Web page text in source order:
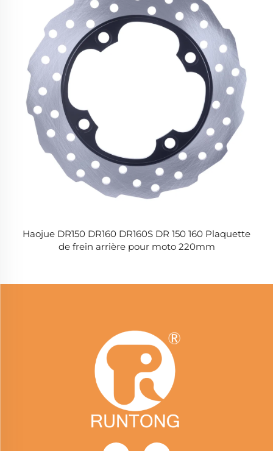
Haojue DR150 DR160 DR160S DR 150 160 Plaquette
de frein arrière pour moto 220mm